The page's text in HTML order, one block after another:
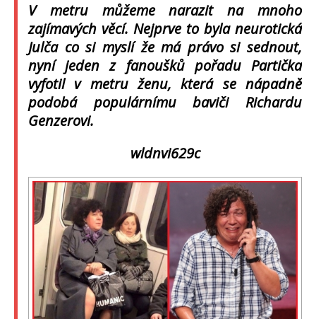
V metru můžeme narazit na mnoho
zajímavých věcí. Nejprve to byla neurotická
Julča co si myslí že má právo si sednout,
nyní jeden z fanoušků pořadu Partička
vyfotil v metru ženu, která se nápadně
podobá populárnímu baviči Richardu
Genzerovi.
wldnvi629c